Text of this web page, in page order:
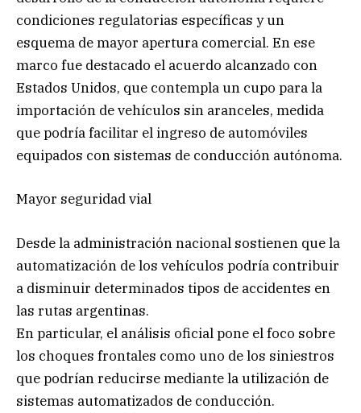
condiciones regulatorias específicas y un
esquema de mayor apertura comercial. En ese
marco fue destacado el acuerdo alcanzado con
Estados Unidos, que contempla un cupo para la
importación de vehículos sin aranceles, medida
que podría facilitar el ingreso de automóviles
equipados con sistemas de conducción autónoma.
Mayor seguridad vial
Desde la administración nacional sostienen que la
automatización de los vehículos podría contribuir
a disminuir determinados tipos de accidentes en
las rutas argentinas.
En particular, el análisis oficial pone el foco sobre
los choques frontales como uno de los siniestros
que podrían reducirse mediante la utilización de
sistemas automatizados de conducción.